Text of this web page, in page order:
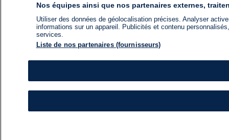
Nos équipes ainsi que nos partenaires externes,
Utiliser des données de géolocalisation précises. Analyser
informations sur un appareil. Publicités et contenu
services.
Liste de nos partenaires (fournisseurs)